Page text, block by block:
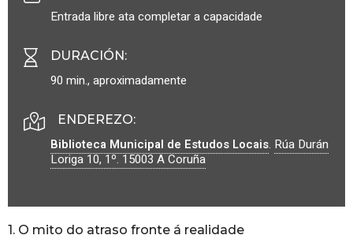
Entrada libre ata completar a capacidade
DURACIÓN:
90 min., aproximadamente
ENDEREZO:
Biblioteca Municipal de Estudos Locais. Rúa Durán
Loriga 10, 1º.15003A Coruña
1. O mito do atraso fronte á realidade